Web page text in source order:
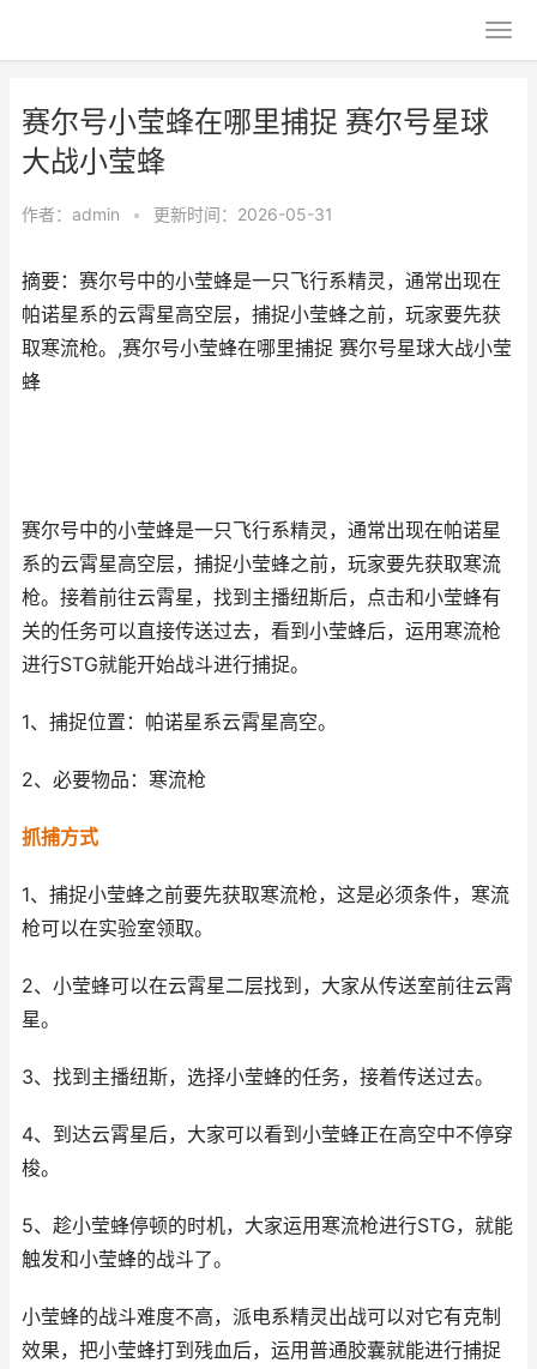
赛尔号小莹蜂在哪里捕捉 赛尔号星球
大战小莹蜂
作者： admin • 更新时间：2026-05-31
摘要：赛尔号中的小莹蜂是一只飞行系精灵，通常出现在
帕诺星系的云霄星高空层，捕捉小莹蜂之前，玩家要先获
取寒流枪。,赛尔号小莹蜂在哪里捕捉 赛尔号星球大战小莹
蜂
赛尔号中的小莹蜂是一只飞行系精灵，通常出现在帕诺星
系的云霄星高空层，捕捉小莹蜂之前，玩家要先获取寒流
枪。接着前往云霄星，找到主播纽斯后，点击和小莹蜂有
关的任务可以直接传送过去，看到小莹蜂后，运用寒流枪
进行STG就能开始战斗进行捕捉。
1、捕捉位置：帕诺星系云霄星高空。
2、必要物品：寒流枪
抓捕方式
1、捕捉小莹蜂之前要先获取寒流枪，这是必须条件，寒流
枪可以在实验室领取。
2、小莹蜂可以在云霄星二层找到，大家从传送室前往云霄
星。
3、找到主播纽斯，选择小莹蜂的任务，接着传送过去。
4、到达云霄星后，大家可以看到小莹蜂正在高空中不停穿
梭。
5、趁小莹蜂停顿的时机，大家运用寒流枪进行STG，就能
触发和小莹蜂的战斗了。
小莹蜂的战斗难度不高，派电系精灵出战可以对它有克制
效果，把小莹蜂打到残血后，运用普通胶囊就能进行捕捉